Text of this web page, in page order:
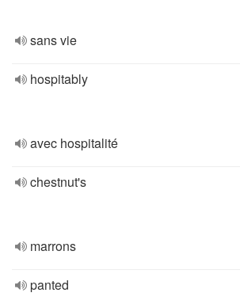
sans vie
hospitably
avec hospitalité
chestnut's
marrons
panted